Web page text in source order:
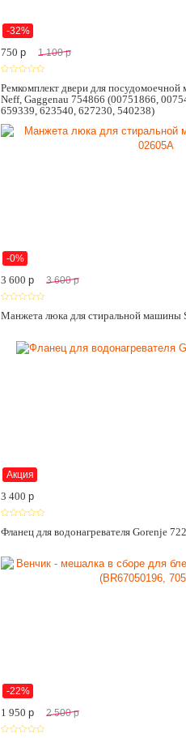
-32%
750 p 1 100 p
Ремкомплект двери для
Neff, Gaggenau 754866 (00751866,
659339, 623540, 627230, 540238)
-0%
3 600 p 3 600 p
Манжета люка для стиральной машины
Акция
3 400 p
Фланец для водонагревателя Gorenje
-22%
1 950 p 2 500 p